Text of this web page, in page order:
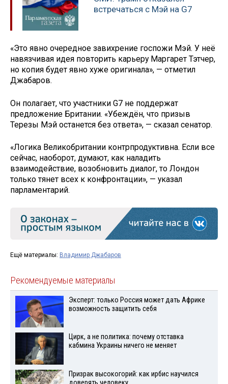
встречаться с Мэй на G7
«Это явно очередное завихрение госпожи Мэй. У неё
навязчивая идея повторить карьеру Маргарет Тэтчер,
но копия будет явно хуже оригинала», — отметил
Джабаров.
Он полагает, что участники G7 не поддержат
предложение Британии. «Убеждён, что призыв
Терезы Мэй останется без ответа», — сказал сенатор.
«Логика Великобритании контрпродуктивна. Если все
сейчас, наоборот, думают, как наладить
взаимодействие, возобновить диалог, то Лондон
только тянет всех к конфронтации», — указал
парламентарий.
Ещё материалы: Владимир Джабаров
Рекомендуемые материалы
Эксперт: только Россия может дать Африке
возможность защитить себя
Цирк, а не политика: почему отставка
кабмина Украины ничего не меняет
Призрак высокогорий: как ирбис научился